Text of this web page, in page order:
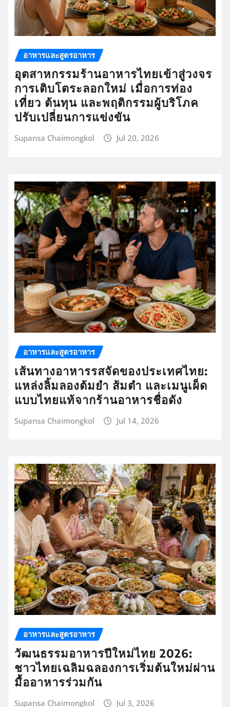
อาหารและสูตรอาหาร
อุตสาหกรรมร้านอาหารไทยเข้าสู่วงจร
การเติบโตระลอกใหม่ เมื่อการท่อง
เที่ยว ต้นทุน และพฤติกรรมผู้บริโภค
ปรับเปลี่ยนการแข่งขัน
Supansa Chaimongkol Jul 20, 2026
อาหารและสูตรอาหาร
เส้นทางอาหารรสจัดของประเทศไทย:
แหล่งลิ้มลองต้มยำ ส้มตำ และเมนูเผ็ด
แบบไทยแท้จากร้านอาหารชื่อดัง
Supansa Chaimongkol Jul 14, 2026
อาหารและสูตรอาหาร
วัฒนธรรมอาหารปีใหม่ไทย 2026:
ชาวไทยเฉลิมฉลองการเริ่มต้นใหม่ผ่าน
มื้ออาหารร่วมกัน
Supansa Chaimongkol Jul 3, 2026